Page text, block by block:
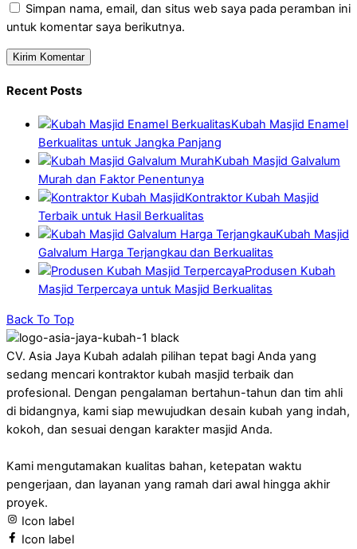
Simpan nama, email, dan situs web saya pada peramban ini
untuk komentar saya berikutnya.
Recent Posts
Kubah Masjid Enamel
Berkualitas untuk Jangka Panjang
Kubah Masjid Galvalum
Murah dan Faktor Penentunya
Kontraktor Kubah Masjid
Terbaik untuk Hasil Berkualitas
Kubah Masjid
Galvalum Harga Terjangkau dan Berkualitas
Produsen Kubah
Masjid Terpercaya untuk Masjid Berkualitas
Back To Top
CV. Asia Jaya Kubah adalah pilihan tepat bagi Anda yang
sedang mencari kontraktor kubah masjid terbaik dan
profesional. Dengan pengalaman bertahun-tahun dan tim ahli
di bidangnya, kami siap mewujudkan desain kubah yang indah,
kokoh, dan sesuai dengan karakter masjid Anda.
Kami mengutamakan kualitas bahan, ketepatan waktu
pengerjaan, dan layanan yang ramah dari awal hingga akhir
proyek.
Icon label
Icon label